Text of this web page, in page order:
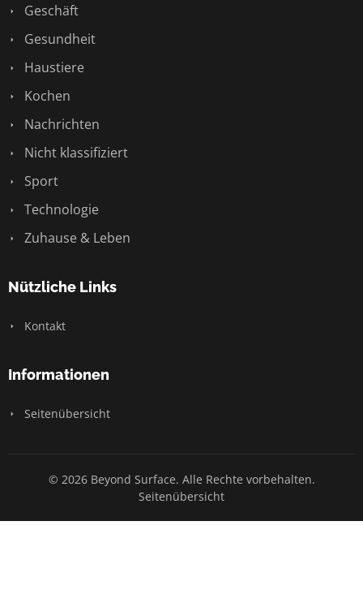
Geschäft
Gesundheit
Haustiere
Kochen
Nachrichten
Nicht klassifiziert
Sport
Technologie
Zuhause & Leben
Nützliche Links
Kontakt
Informationen
Seitenübersicht
© 2026 Beyond Surface. Alle Rechte vorbehalten.
Seitenübersicht